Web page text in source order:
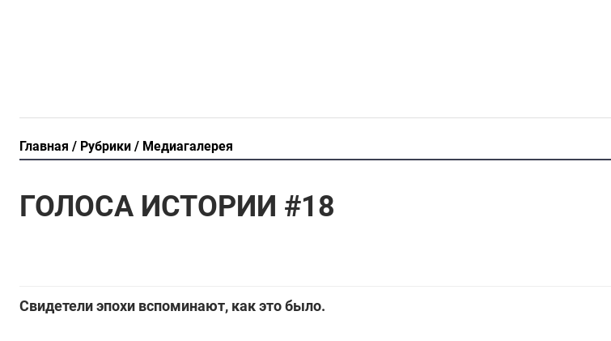
Главная Рубрики Медиагалерея
ГОЛОСА ИСТОРИИ #18
Свидетели эпохи вспоминают, как это было.